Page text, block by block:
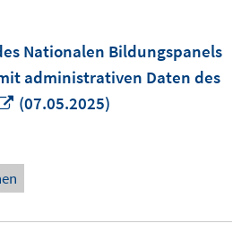
Nationalen Bildungspanels
administrativen Daten des
In
öffnen
(07.05.2025)